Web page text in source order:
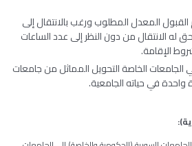
المعدل المطلوب ورغب بالانتقال إلى
الانتقال من دون النظر إلى عدد الساعات
الإقامة.
الخاصة التحويل المماثل من جامعات
واحدة في حياته الجامعية.
: